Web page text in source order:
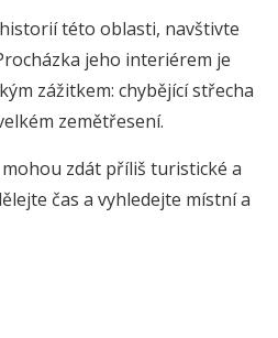
této oblasti, navštivte
jeho interiérem je
zážitkem: chybějící střecha
zemětřesení.
mohou zdát příliš turistické a
čas a vyhledejte místní a